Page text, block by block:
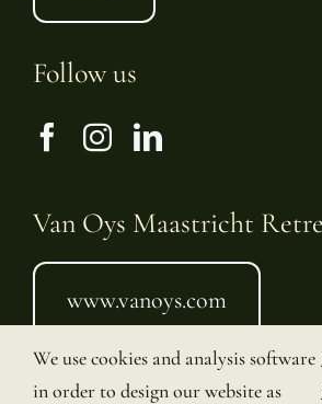
Follow us
Van Oys Maastricht
www.vanoys.com
Stay in touch
We use cookies and analysis software
in order to design our website as